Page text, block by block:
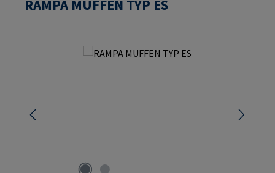
RAMPA MUFFEN TYP ES
Bildergalerie überspringen